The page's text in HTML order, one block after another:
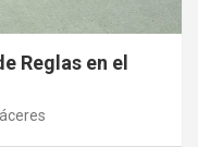
Reglas en el